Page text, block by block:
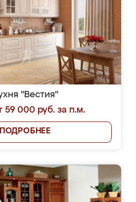
"Вестия"
59 000 руб. за п.м.
ПОДРОБНЕЕ